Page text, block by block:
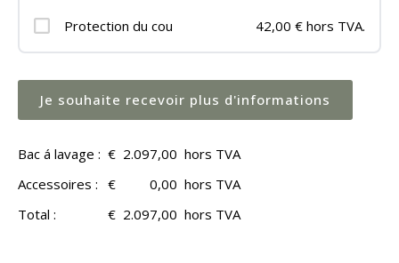
Protection du cou 42,00 € hors TVA.
Je souhaite recevoir plus d'informations
Bac á lavage : € 2.097,00 hors TVA
Accessoires : € 0,00 hors TVA
Total :
€ 2.097,00 hors TVA